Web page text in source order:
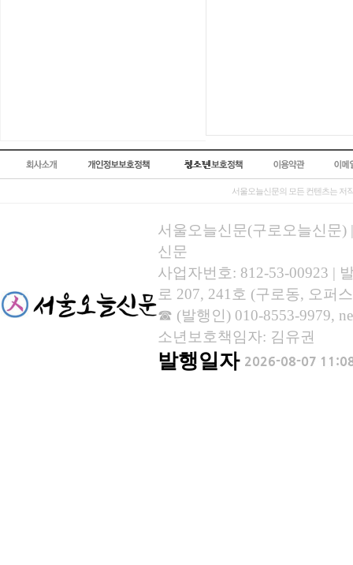
서울오늘신문의 모든 컨텐츠는 저
서울오늘신문(구로오늘신문)
신문
사업자번호: 812-53-00923 |
로 207, 241호 (구로동, 오퍼
☎ (발행인) 010-8553-9979,
소년보호책임자: 김유권
발행일자